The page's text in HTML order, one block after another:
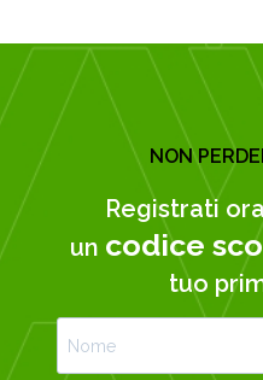
NON
Registrati
un codice
tuo